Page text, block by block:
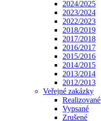
2024/2025
2023/2024
2022/2023
2018/2019
2017/2018
2016/2017
2015/2016
2014/2015
2013/2014
2012/2013
Veřejné zakázky
Realizované
Vypsané
Zrušené